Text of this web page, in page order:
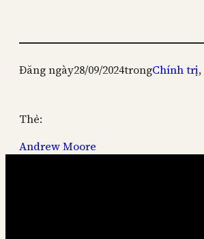
Đăng ngày28/09/2024trongChính trị,
Thẻ:
Andrew Moore